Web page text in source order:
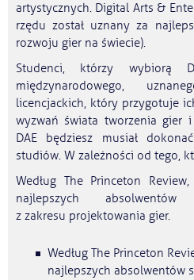
artystycznych. Digital Arts &
rzędu został uznany za
rozwoju gier na świecie).
Studenci, którzy wybiorą
międzynarodowego,
licencjackich, który przygotuje
wyzwań świata tworzenia gier
DAE będziesz musiał
studiów. W zależności od tego,
Według The Princeton
najlepszych
z zakresu projektowania gier.
Według The Princeton
najlepszych absolwentów